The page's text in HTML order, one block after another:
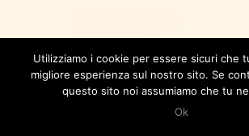
Utilizziamo i cookie per essere sicuri che
migliore esperienza sul nostro sito. Se
questo sito noi assumiamo che tu
Ok